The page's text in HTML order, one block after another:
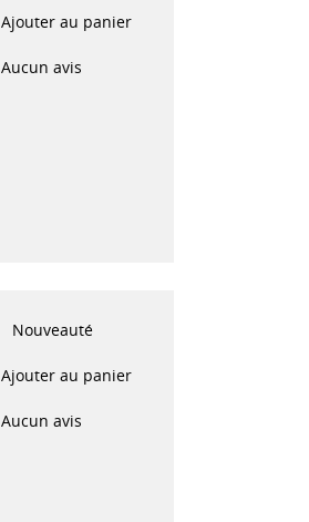
Ajouter au panier
Aucun avis
Nouveauté
Ajouter au panier
Aucun avis